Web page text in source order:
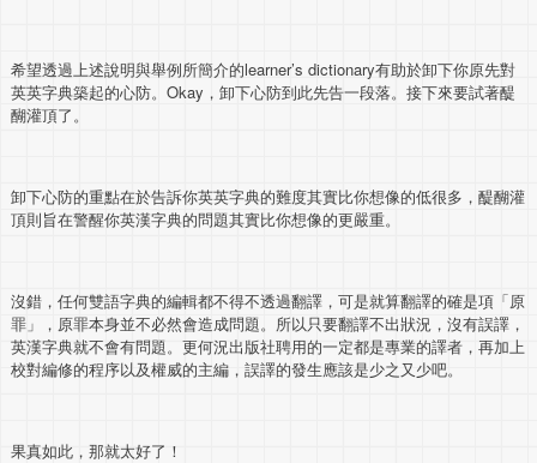
希望透過上述說明與舉例所簡介的learner’s dictionary有助於卸下你原先對
英英字典築起的心防。Okay，卸下心防到此先告一段落。接下來要試著醍
醐灌頂了。
卸下心防的重點在於告訴你英英字典的難度其實比你想像的低很多，醍醐灌
頂則旨在警醒你英漢字典的問題其實比你想像的更嚴重。
沒錯，任何雙語字典的編輯都不得不透過翻譯，可是就算翻譯的確是項「原
罪」，原罪本身並不必然會造成問題。所以只要翻譯不出狀況，沒有誤譯，
英漢字典就不會有問題。更何況出版社聘用的一定都是專業的譯者，再加上
校對編修的程序以及權威的主編，誤譯的發生應該是少之又少吧。
果真如此，那就太好了！